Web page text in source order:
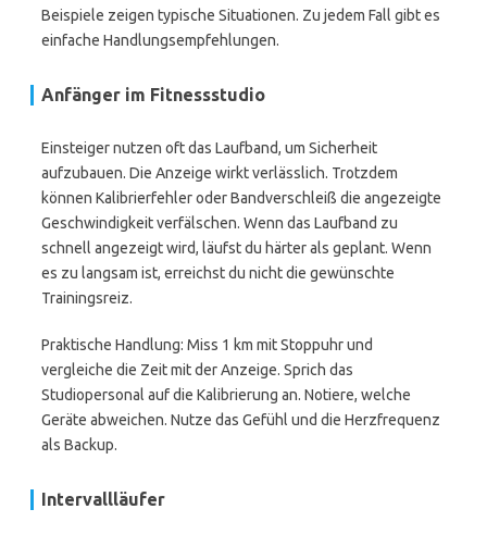
Beispiele zeigen typische Situationen. Zu jedem Fall gibt es
einfache Handlungsempfehlungen.
Anfänger im Fitnessstudio
Einsteiger nutzen oft das Laufband, um Sicherheit
aufzubauen. Die Anzeige wirkt verlässlich. Trotzdem
können Kalibrierfehler oder Bandverschleiß die angezeigte
Geschwindigkeit verfälschen. Wenn das Laufband zu
schnell angezeigt wird, läufst du härter als geplant. Wenn
es zu langsam ist, erreichst du nicht die gewünschte
Trainingsreiz.
Praktische Handlung: Miss 1 km mit Stoppuhr und
vergleiche die Zeit mit der Anzeige. Sprich das
Studiopersonal auf die Kalibrierung an. Notiere, welche
Geräte abweichen. Nutze das Gefühl und die Herzfrequenz
als Backup.
Intervallläufer